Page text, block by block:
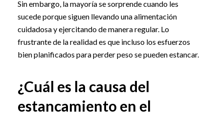
Sin embargo, la mayoría se sorprende cuando les
sucede porque siguen llevando una alimentación
cuidadosa y ejercitando de manera regular. Lo
frustrante de la realidad es que incluso los esfuerzos
bien planificados para perder peso se pueden estancar.
¿Cuál es la causa del
estancamiento en el